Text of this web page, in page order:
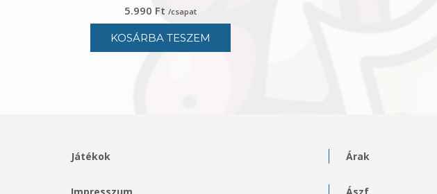
5.990 Ft /csapat
KOSÁRBA TESZEM
Játékok Árak